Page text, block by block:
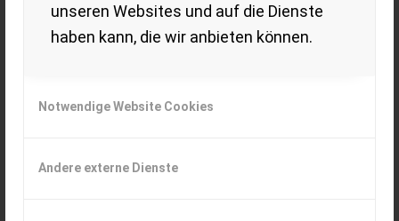
unseren Websites und auf die Dienste
haben kann, die wir anbieten können.
Notwendige Website Cookies
Andere externe Dienste